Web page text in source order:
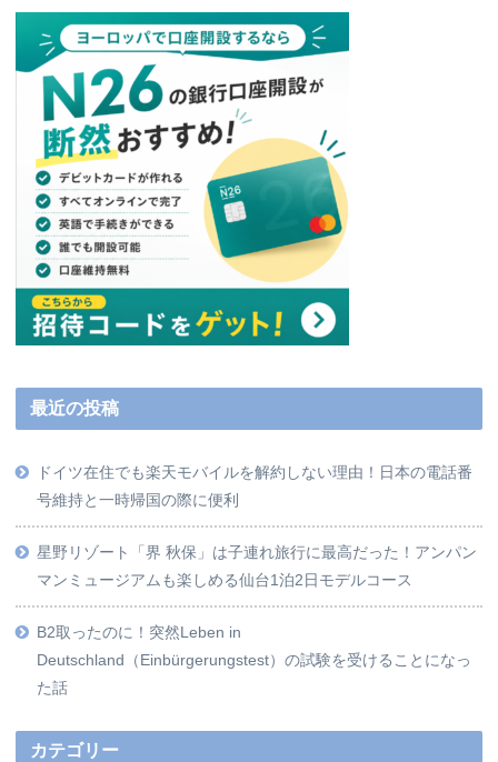
最近の投稿
ドイツ在住でも楽天モバイルを解約しない理由！日本の電話番
号維持と一時帰国の際に便利
星野リゾート「界 秋保」は子連れ旅行に最高だった！アンパン
マンミュージアムも楽しめる仙台1泊2日モデルコース
B2取ったのに！突然Leben in
Deutschland（Einbürgerungstest）の試験を受けることになっ
た話
カテゴリー